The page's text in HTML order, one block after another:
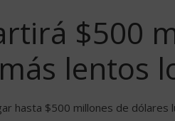
$500
lentos
hasta $500 millones de dólares